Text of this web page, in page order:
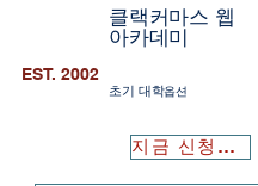
클랙커마스 웹
아카데미
초기 대학옵션
EST. 2002
지금 신청하세요